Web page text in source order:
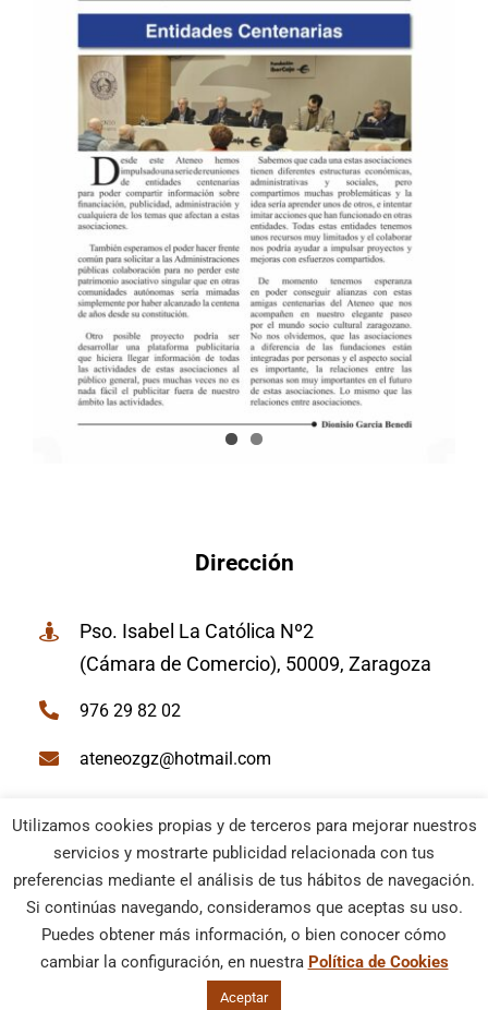
Dirección
Pso. Isabel La Católica Nº2
(Cámara de Comercio), 50009, Zaragoza
976 29 82 02
ateneozgz@hotmail.com
© Ateneo de Zaragoza | Todos los derechos reservados |
Política Cookies–Aviso Legal| Diseño webNetymedia
Utilizamos cookies propias y de terceros para mejorar nuestros
servicios y mostrarte publicidad relacionada con tus
preferencias mediante el análisis de tus hábitos de navegación.
Si continúas navegando, consideramos que aceptas su uso.
Puedes obtener más información, o bien conocer cómo
cambiar la configuración, en nuestra Política de Cookies
Aceptar